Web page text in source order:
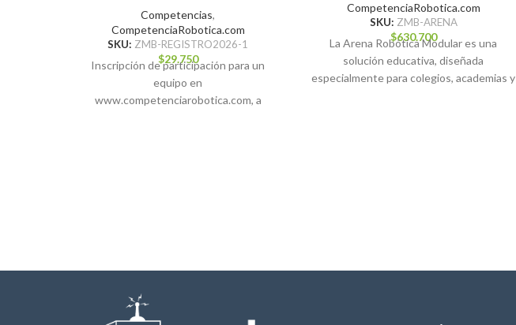
Competencias,
CompetenciaRobotica.com
SKU: ZMB-REGISTRO2026-1
$29.750
Inscripción de participación para un
equipo en
www.competenciarobotica.com, a
CompetenciaRobotica.com
SKU: ZMB-ARENA
$630.700
La Arena Robótica Modular es una
solución educativa, diseñada
especialmente para colegios, academias y